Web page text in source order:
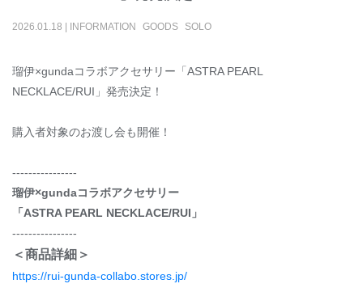
2026.01.18 INFORMATION GOODS SOLO
瑠伊×gundaコラボアクセサリー「ASTRA PEARL
NECKLACE/RUI」発売決定！
購入者対象のお渡し会も開催！
----------------
瑠伊×gundaコラボアクセサリー
「ASTRA PEARL NECKLACE/RUI」
----------------
＜商品詳細＞
https://rui-gunda-collabo.stores.jp/